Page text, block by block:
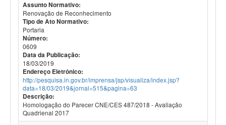
Assunto Normativo:
Renovação de Reconhecimento
Tipo de Ato Normativo:
Portaria
Número:
0609
Data da Publicação:
18/03/2019
Endereço Eletrônico:
http://pesquisa.in.gov.br/imprensa/jsp/visualiza/index.jsp?
data=18/03/2019&jornal=515&pagina=63
Descrição:
Homologação do Parecer CNE/CES 487/2018 - Avaliação
Quadrienal 2017